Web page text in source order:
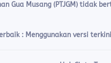
Gua Musang (PTJGM) tidak
: Menggunakan versi